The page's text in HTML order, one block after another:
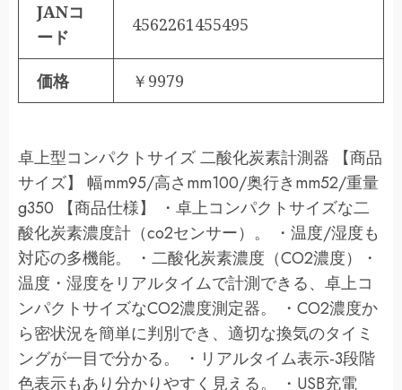
JANコ
ード
4562261455495
価格 ￥9979
卓上型コンパクトサイズ 二酸化炭素計測器 【商品
サイズ】 幅mm95/高さmm100/奥行きmm52/重量
g350 【商品仕様】 ・卓上コンパクトサイズな二
酸化炭素濃度計（co2センサー）。 ・温度/湿度も
対応の多機能。 ・二酸化炭素濃度（CO2濃度）・
温度・湿度をリアルタイムで計測できる、卓上コ
ンパクトサイズなCO2濃度測定器。 ・CO2濃度か
ら密状況を簡単に判別でき、適切な換気のタイミ
ングが一目で分かる。 ・リアルタイム表示-3段階
色表示もあり分かりやすく見える。 ・USB充電